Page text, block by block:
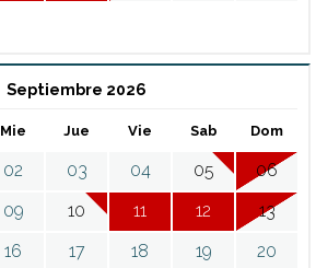
Septiembre 2026
Mie Jue Vie Sab Dom
02 03 04 05
06
09 10 11 12
13
16 17 18 19
20